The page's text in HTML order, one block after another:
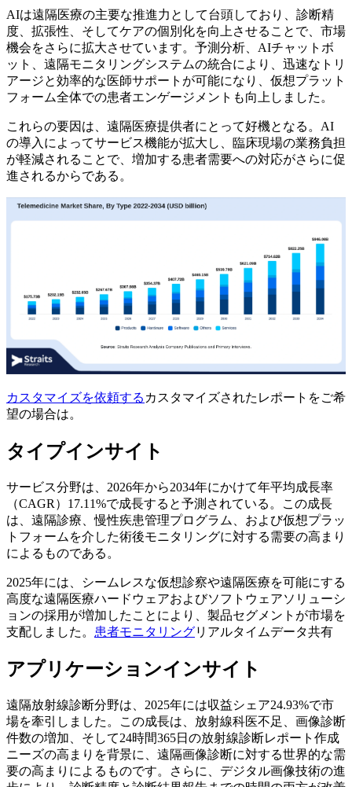
AIは遠隔医療の主要な推進力として台頭しており、診断精
度、拡張性、そしてケアの個別化を向上させることで、市場
機会をさらに拡大させています。予測分析、AIチャットボ
ット、遠隔モニタリングシステムの統合により、迅速なトリ
アージと効率的な医師サポートが可能になり、仮想プラット
フォーム全体での患者エンゲージメントも向上しました。
これらの要因は、遠隔医療提供者にとって好機となる。AI
の導入によってサービス機能が拡大し、臨床現場の業務負担
が軽減されることで、増加する患者需要への対応がさらに促
進されるからである。
カスタマイズを依頼する カスタマイズされたレポートをご希
望の場合は。
タイプインサイト
サービス分野は、2026年から2034年にかけて年平均成長率
（CAGR）17.11%で成長すると予測されている。この成長
は、遠隔診療、慢性疾患管理プログラム、および仮想プラッ
トフォームを介した術後モニタリングに対する需要の高まり
によるものである。
2025年には、シームレスな仮想診察や遠隔医療を可能にする
高度な遠隔医療ハードウェアおよびソフトウェアソリューシ
ョンの採用が増加したことにより、製品セグメントが市場を
支配しました。 患者モニタリングリアルタイムデータ共有
アプリケーションインサイト
遠隔放射線診断分野は、2025年には収益シェア24.93%で市
場を牽引しました。この成長は、放射線科医不足、画像診断
件数の増加、そして24時間365日の放射線診断レポート作成
ニーズの高まりを背景に、遠隔画像診断に対する世界的な需
要の高まりによるものです。さらに、デジタル画像技術の進